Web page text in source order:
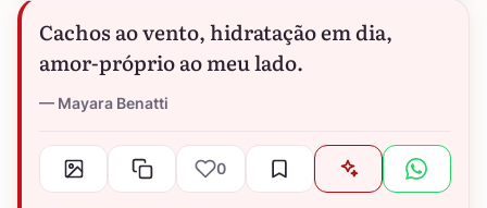
Cachos ao vento, hidratação em dia,
amor-próprio ao meu lado.
Mayara Benatti
0